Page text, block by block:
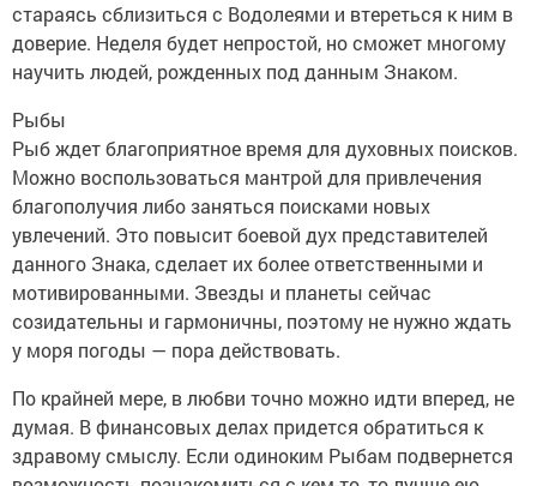
стараясь сблизиться с Водолеями и втереться к ним в
доверие. Неделя будет непростой, но сможет многому
научить людей, рожденных под данным Знаком.
Рыбы
Рыб ждет благоприятное время для духовных поисков.
Можно воспользоваться мантрой для привлечения
благополучия либо заняться поисками новых
увлечений. Это повысит боевой дух представителей
данного Знака, сделает их более ответственными и
мотивированными. Звезды и планеты сейчас
созидательны и гармоничны, поэтому не нужно ждать
у моря погоды — пора действовать.
По крайней мере, в любви точно можно идти вперед, не
думая. В финансовых делах придется обратиться к
здравому смыслу. Если одиноким Рыбам подвернется